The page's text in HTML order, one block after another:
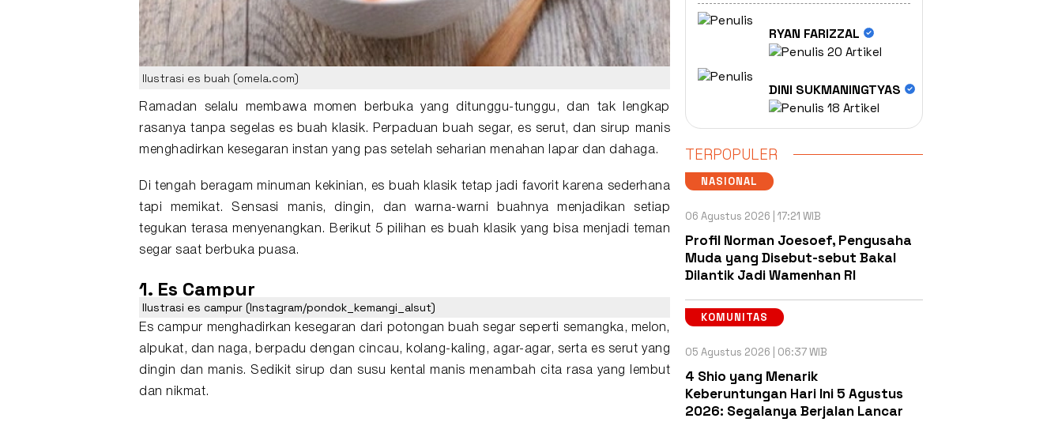
Ilustrasi es buah (omela.com)
Ramadan selalu membawa momen berbuka yang ditunggu-tunggu, dan tak lengkap
rasanya tanpa segelas es buah klasik. Perpaduan buah segar, es serut, dan sirup manis
menghadirkan kesegaran instan yang pas setelah seharian menahan lapar dan dahaga.
Di tengah beragam minuman kekinian, es buah klasik tetap jadi favorit karena sederhana
tapi memikat. Sensasi manis, dingin, dan warna-warni buahnya menjadikan setiap
tegukan terasa menyenangkan. Berikut 5 pilihan es buah klasik yang bisa menjadi teman
segar saat berbuka puasa.
1. Es Campur
Ilustrasi es campur (Instagram/pondok_kemangi_alsut)
Es campur menghadirkan kesegaran dari potongan buah segar seperti semangka, melon,
alpukat, dan naga, berpadu dengan cincau, kolang-kaling, agar-agar, serta es serut yang
dingin dan manis. Sedikit sirup dan susu kental manis menambah cita rasa yang lembut
dan nikmat.
RYAN FARIZZAL
20 Artikel
DINI SUKMANINGTYAS
18 Artikel
TERPOPULER
NASIONAL
06 Agustus 2026 | 17:21 WIB
Profil Norman Joesoef, Pengusaha
Muda yang Disebut-sebut Bakal
Dilantik Jadi Wamenhan RI
KOMUNITAS
05 Agustus 2026 | 06:37 WIB
4 Shio yang Menarik
Keberuntungan Hari Ini 5 Agustus
2026: Segalanya Berjalan Lancar